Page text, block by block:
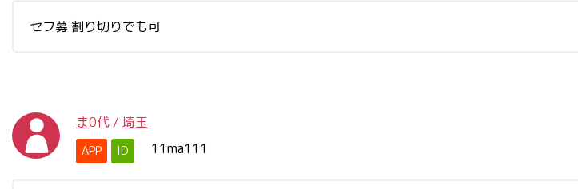
セフ募 割り切りでも可
ま0代 / 埼玉
APP ID 11ma111